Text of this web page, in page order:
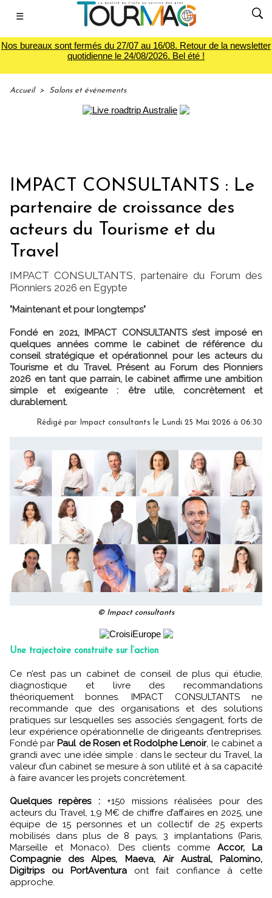
☰
Nos bureaux sont fermés du 27/07 au 16/08. Retour de la newsletter
quotidienne le 24/08/2026. Bel été !
Accueil > Salons et événements
IMPACT CONSULTANTS : Le
partenaire de croissance des
acteurs du Tourisme et du
Travel
IMPACT CONSULTANTS, partenaire du Forum des
Pionniers 2026 en Egypte
"Maintenant et pour longtemps"
Fondé en 2021, IMPACT CONSULTANTS s’est imposé en
quelques années comme le cabinet de référence du
conseil stratégique et opérationnel pour les acteurs du
Tourisme et du Travel. Présent au Forum des Pionniers
2026 en tant que parrain, le cabinet affirme une ambition
simple et exigeante : être utile, concrètement et
durablement.
Rédigé par Impact consultants le Lundi 25 Mai 2026 à 06:30
© Impact consultants
Une trajectoire construite sur l’action
Ce n’est pas un cabinet de conseil de plus qui étudie,
diagnostique et livre des recommandations
théoriquement bonnes. IMPACT CONSULTANTS ne
recommande que des organisations et des solutions
pratiques sur lesquelles ses associés s’engagent, forts de
leur expérience opérationnelle de dirigeants d’entreprises.
Fondé par Paul de Rosen et Rodolphe Lenoir, le cabinet a
grandi avec une idée simple : dans le secteur du Travel, la
valeur d’un cabinet se mesure à son utilité et à sa capacité
à faire avancer les projets concrètement.
Quelques repères :+150 missions réalisées pour des
acteurs du Travel, 1,9 M€ de chiffre d’affaires en 2025, une
équipe de 15 personnes et un collectif de 25 experts
mobilisés dans plus de 8 pays, 3 implantations (Paris,
Marseille et Monaco). Des clients comme Accor, La
Compagnie des Alpes, Maeva, Air Austral, Palomino,
Digitrips ou PortAventuraont fait confiance à cette
approche.